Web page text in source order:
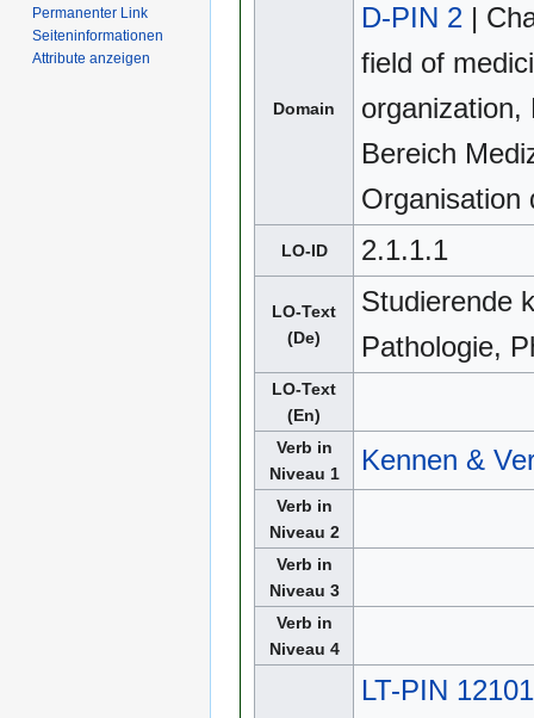
Domain
D-PIN 2|
field of
organization,
Bereich
Organisation
LO-ID 2.1.1.1
LO-Text
(De)
Studierende
Pathologie,
LO-Text
(En)
Verb in
Niveau 1
Kennen &
Verb in
Niveau 2
Verb in
Niveau 3
Verb in
Niveau 4
LT-PIN 12101
Permanenter Link
Seiten­­informationen
Attribute anzeigen